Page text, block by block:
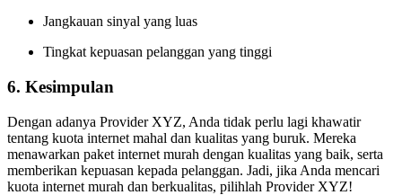
Jangkauan sinyal yang luas
Tingkat kepuasan pelanggan yang tinggi
6. Kesimpulan
Dengan adanya Provider XYZ, Anda tidak perlu lagi khawatir
tentang kuota internet mahal dan kualitas yang buruk. Mereka
menawarkan paket internet murah dengan kualitas yang baik, serta
memberikan kepuasan kepada pelanggan. Jadi, jika Anda mencari
kuota internet murah dan berkualitas, pilihlah Provider XYZ!